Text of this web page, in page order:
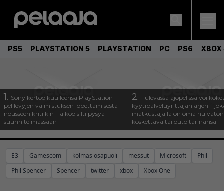
PS5 PLAYSTATION 5 PLAYSTATION PC PS6 XBOX
1. Sony kertoo kuulleensa PlayStation-
pelilevyjen valmistuksen lopettamisesta
nousseen kritiikin – aikoo silti pysyä
suunnitelmassaan
2. Tulevassa ajopelissä voi
kyytipalveluyrittäjän arjen –
matkustajalla on oma
koskettava tai outo tarinansa
E3 Gamescom kolmas osapuoli messut Microsoft
Phil
Phil Spencer
Spencer twitter xbox Xbox One